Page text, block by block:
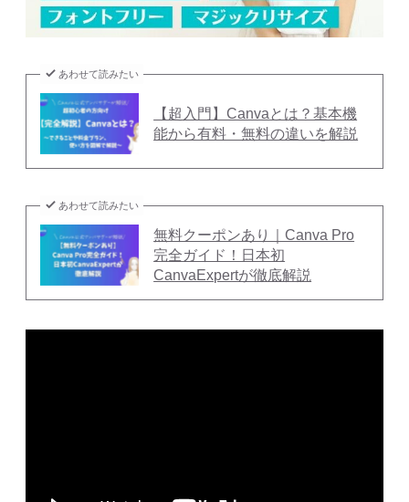
あわせて読みたい
【超入門】Canvaとは？基本機
能から有料・無料の違いを解説
あわせて読みたい
無料クーポンあり｜Canva Pro
完全ガイド！日本初
CanvaExpertが徹底解説